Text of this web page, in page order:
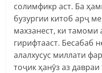
солимфикр аст. Ба
бузургии китоб арҷ
махзанест, ки тамоми
гирифтааст. Бесабаб
алалхусус миллати
тоҷик ҳанӯз аз